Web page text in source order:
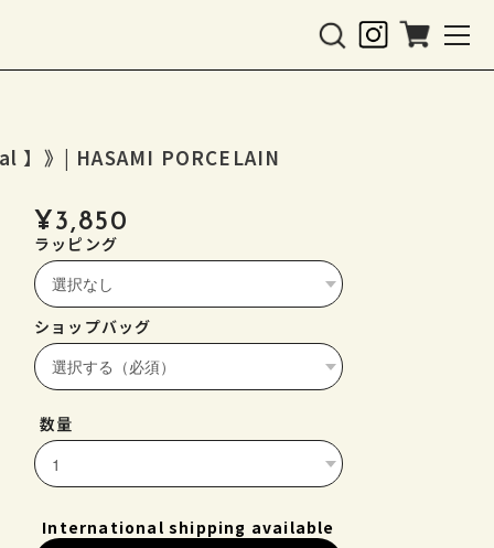
】》| HASAMI PORCELAIN
¥3,850
ラッピング
ショップバッグ
数量
International shipping available